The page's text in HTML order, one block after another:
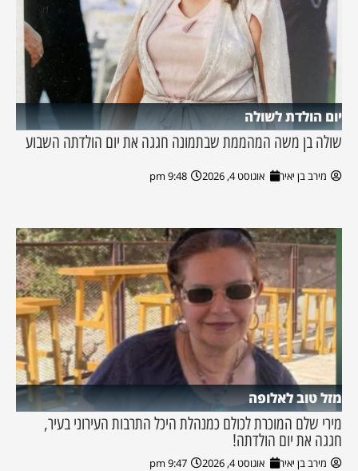
יום הולדת לשולה
שולה בן משה המהממת שבתמונה חגגה את יום הולדתה השבוע
מירב בן יאיר אוגוסט 4, 2026 9:48 pm
מזל טוב לאלופה
מירי שלם המוכרת לכולם כמנהלת היכל התרבות העירוני בעיר,
חגגה את יום הולדתה!
מירב בן יאיר אוגוסט 4, 2026 9:47 pm